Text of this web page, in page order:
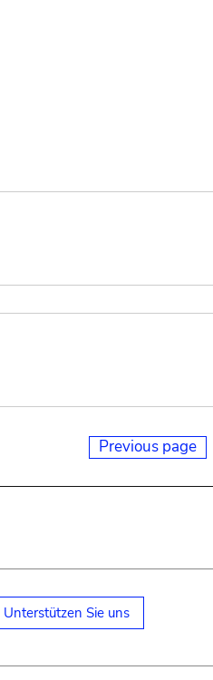
Previous page
Unterstützen Sie uns